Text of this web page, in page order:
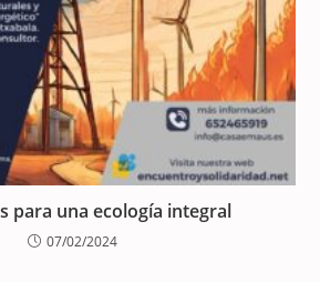
para una ecología integral
07/02/2024